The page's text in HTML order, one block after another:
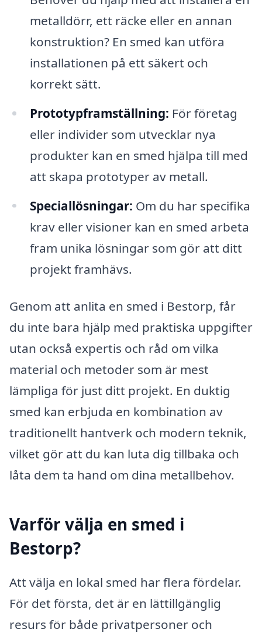
metalldörr, ett räcke eller en annan
konstruktion? En smed kan utföra
installationen på ett säkert och
korrekt sätt.
Prototypframställning: För företag
eller individer som utvecklar nya
produkter kan en smed hjälpa till med
att skapa prototyper av metall.
Speciallösningar: Om du har specifika
krav eller visioner kan en smed arbeta
fram unika lösningar som gör att ditt
projekt framhävs.
Genom att anlita en smed i Bestorp, får
du inte bara hjälp med praktiska uppgifter
utan också expertis och råd om vilka
material och metoder som är mest
lämpliga för just ditt projekt. En duktig
smed kan erbjuda en kombination av
traditionellt hantverk och modern teknik,
vilket gör att du kan luta dig tillbaka och
låta dem ta hand om dina metallbehov.
Varför välja en smed i
Bestorp?
Att välja en lokal smed har flera fördelar.
För det första, det är en lättillgänglig
resurs för både privatpersoner och